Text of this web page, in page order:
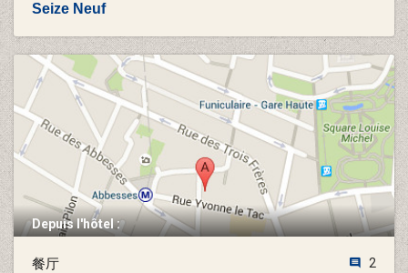
Seize Neuf
Depuis l'hôtel :
2
餐厅